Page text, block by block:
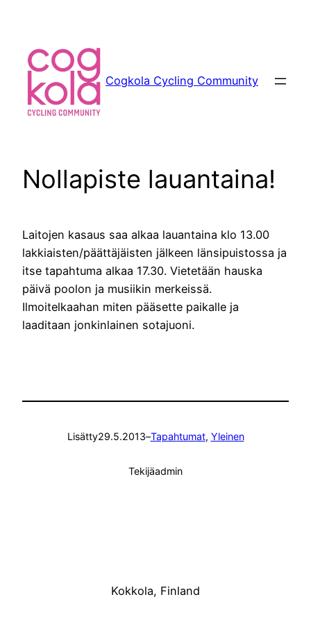
Cogkola Cycling Community
Nollapiste lauantaina!
Laitojen kasaus saa alkaa lauantaina klo 13.00
lakkiaisten/päättäjäisten jälkeen länsipuistossa ja
itse tapahtuma alkaa 17.30. Vietetään hauska
päivä poolon ja musiikin merkeissä.
Ilmoitelkaahan miten pääsette paikalle ja
laaditaan jonkinlainen sotajuoni.
Lisätty29.5.2013–Tapahtumat, Yleinen
Tekijäadmin
Kokkola, Finland